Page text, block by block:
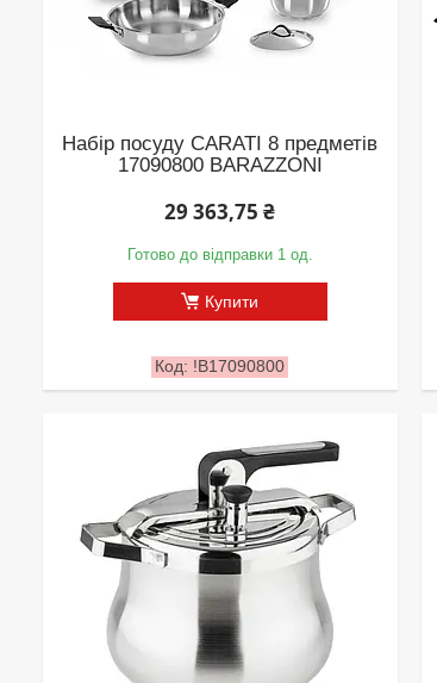
Набір посуду CARATI 8 предметів
17090800 BARAZZONI
29 363,75 ₴
Готово до відправки 1 од.
Купити
!B17090800